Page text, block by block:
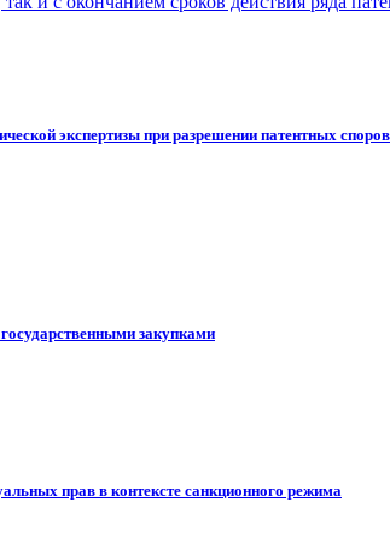
экспертизы при разрешении патентных споров
закупками
прав в контексте санкционного режима